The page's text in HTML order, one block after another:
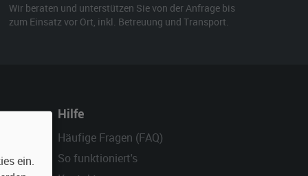
Wir beraten und unterstützen Sie von der Anfrage bis
zum Einsatz vor Ort, inkl. Betreuung und Transport.
Hilfe
Häufige Fragen (FAQ)
So funktioniert's
ein.